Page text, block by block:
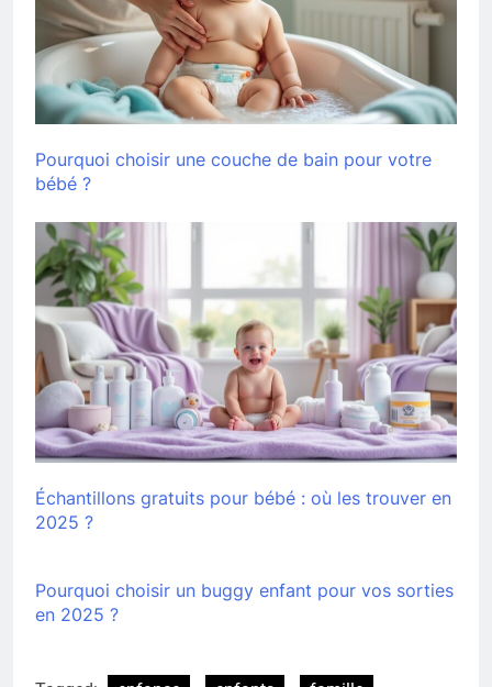
Pourquoi choisir une couche de bain pour votre
bébé ?
Échantillons gratuits pour bébé : où les trouver en
2025 ?
Pourquoi choisir un buggy enfant pour vos sorties
en 2025 ?